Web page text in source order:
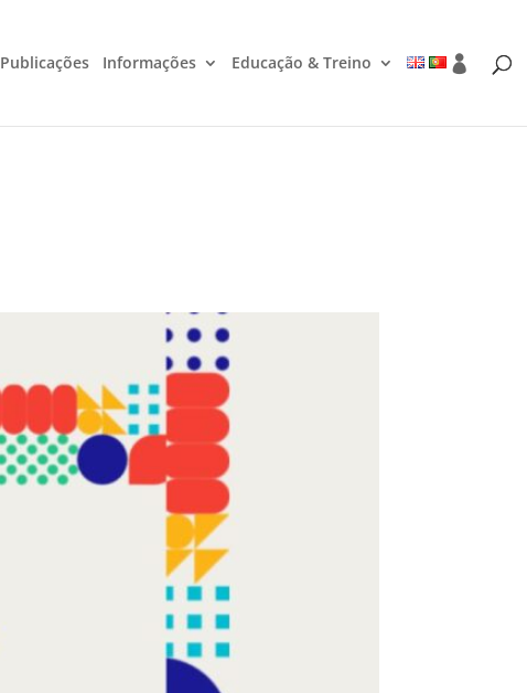
Publicações Informações Educação & Treino